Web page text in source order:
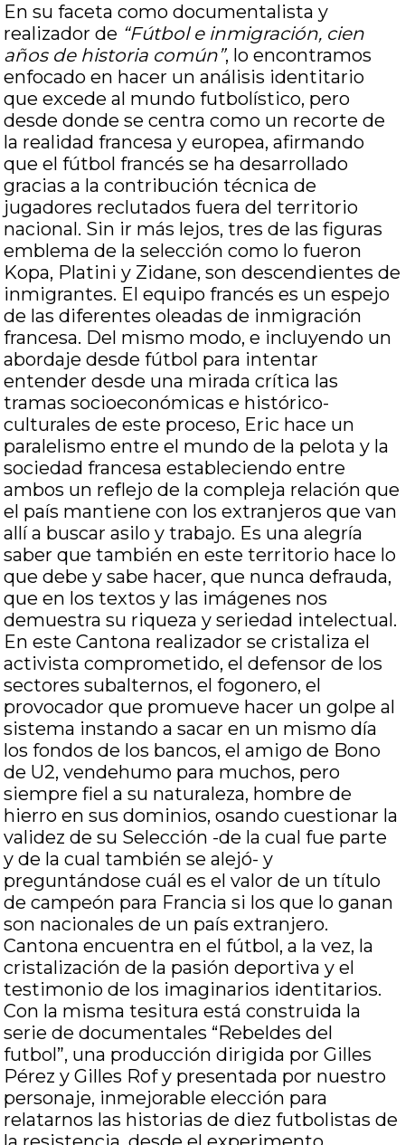
En su faceta como documentalista y
realizador de “Fútbol e inmigración, cien
años de historia común”, lo encontramos
enfocado en hacer un análisis identitario
que excede al mundo futbolístico, pero
desde donde se centra como un recorte de
la realidad francesa y europea, afirmando
que el fútbol francés se ha desarrollado
gracias a la contribución técnica de
jugadores reclutados fuera del territorio
nacional. Sin ir más lejos, tres de las figuras
emblema de la selección como lo fueron
Kopa, Platini y Zidane, son descendientes de
inmigrantes. El equipo francés es un espejo
de las diferentes oleadas de inmigración
francesa. Del mismo modo, e incluyendo un
abordaje desde fútbol para intentar
entender desde una mirada crítica las
tramas socioeconómicas e histórico-
culturales de este proceso, Eric hace un
paralelismo entre el mundo de la pelota y la
sociedad francesa estableciendo entre
ambos un reflejo de la compleja relación que
el país mantiene con los extranjeros que van
allí a buscar asilo y trabajo. Es una alegría
saber que también en este territorio hace lo
que debe y sabe hacer, que nunca defrauda,
que en los textos y las imágenes nos
demuestra su riqueza y seriedad intelectual.
En este Cantona realizador se cristaliza el
activista comprometido, el defensor de los
sectores subalternos, el fogonero, el
provocador que promueve hacer un golpe al
sistema instando a sacar en un mismo día
los fondos de los bancos, el amigo de Bono
de U2, vendehumo para muchos, pero
siempre fiel a su naturaleza, hombre de
hierro en sus dominios, osando cuestionar la
validez de su Selección -de la cual fue parte
y de la cual también se alejó- y
preguntándose cuál es el valor de un título
de campeón para Francia si los que lo ganan
son nacionales de un país extranjero.
Cantona encuentra en el fútbol, a la vez, la
cristalización de la pasión deportiva y el
testimonio de los imaginarios identitarios.
Con la misma tesitura está construida la
serie de documentales “Rebeldes del
futbol”, una producción dirigida por Gilles
Pérez y Gilles Rof y presentada por nuestro
personaje, inmejorable elección para
relatarnos las historias de diez futbolistas de